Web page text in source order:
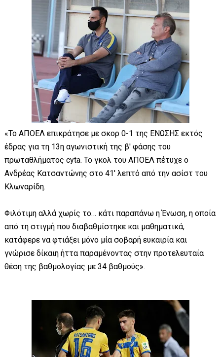
«Το ΑΠΟΕΛ επικράτησε με σκορ 0-1 της ΕΝΩΣΗΣ εκτός
έδρας για τη 13η αγωνιστική της β' φάσης του
πρωταθλήματος cyta. Το γκολ του ΑΠΟΕΛ πέτυχε ο
Ανδρέας Κατσαντώνης στο 41' λεπτό από την ασίστ του
Κλωναρίδη.
Φιλότιμη αλλά χωρίς το… κάτι παραπάνω η Ένωση, η οποία
από τη στιγμή που διαβαθμίστηκε και μαθηματικά,
κατάφερε να φτιάξει μόνο μία σοβαρή ευκαιρία και
γνώρισε δίκαιη ήττα παραμένοντας στην προτελευταία
θέση της βαθμολογίας με 34 βαθμούς».